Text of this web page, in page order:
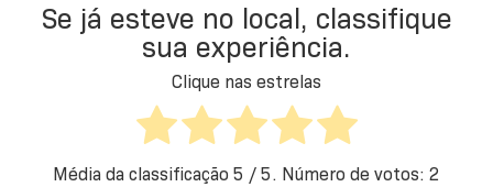
Se já esteve no local, classifique
sua experiência.
Clique nas estrelas
Média da classificação 5 / 5. Número de votos: 2